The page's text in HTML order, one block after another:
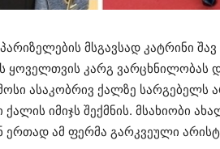
მსგავსად კატრინი
ყოველთვის კარგ ვარცხნილობას
ასაკობრივ ქალზე სარგებელს
ქალის იმიჯს შექმნის. მსახიობი
ერთად ამ ფერმა გარკვეული